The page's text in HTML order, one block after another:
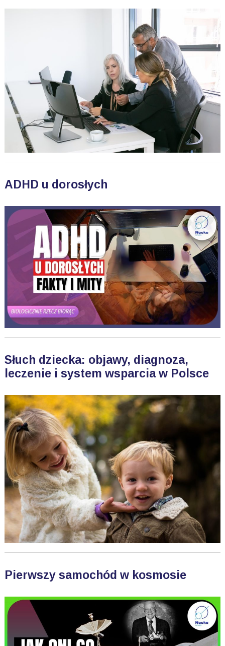
ADHD u dorosłych
Słuch dziecka: objawy, diagnoza,
leczenie i system wsparcia w Polsce
Pierwszy samochód w kosmosie